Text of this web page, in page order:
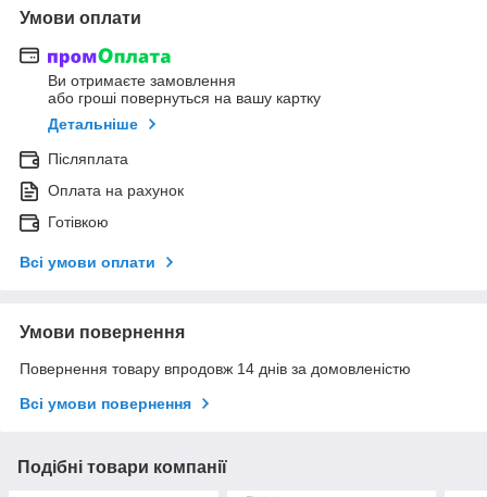
Умови оплати
Ви отримаєте замовлення
або гроші повернуться на вашу картку
Детальніше
Післяплата
Оплата на рахунок
Готівкою
Всі умови оплати
Умови повернення
Повернення товару впродовж 14 днів за домовленістю
Всі умови повернення
Подібні товари компанії